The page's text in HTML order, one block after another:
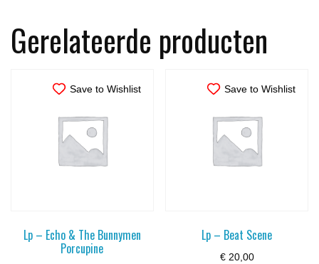
Gerelateerde producten
Save to Wishlist
Lp – Echo & The Bunnymen
Porcupine
Save to Wishlist
Lp – Beat Scene
€20,00